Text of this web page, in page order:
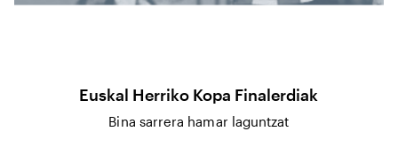
Euskal Herriko Kopa Finalerdiak
Bina sarrera hamar laguntzat